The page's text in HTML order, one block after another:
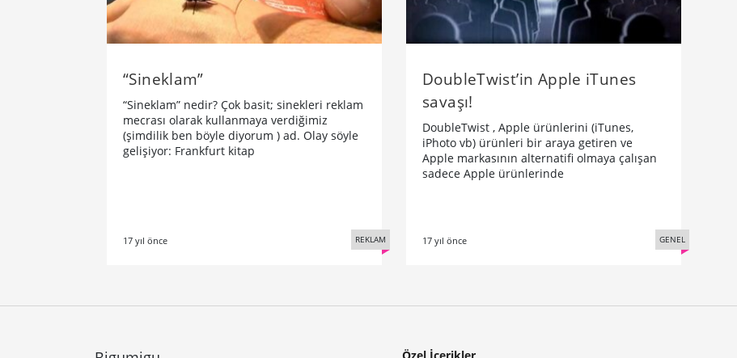
“Sineklam”
“Sineklam” nedir? Çok basit; sinekleri reklam
mecrası olarak kullanmaya verdiğimiz
(şimdilik ben böyle diyorum ) ad. Olay söyle
gelişiyor: Frankfurt kitap
17 yıl önce REKLAM
DoubleTwist’in Apple iTunes
savaşı!
DoubleTwist , Apple ürünlerini (iTunes,
iPhoto vb) ürünleri bir araya getiren ve
Apple markasının alternatifi olmaya çalışan
sadece Apple ürünlerinde
17 yıl önce GENEL
Özel İçerikler